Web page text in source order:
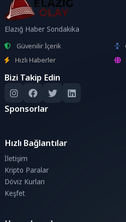
Elazığ Haber Sondakika
Güvenilir İçerik
Hızlı Haberler
Bizi Takip Edin
Sponsorlar
Hızlı Bağlantılar
İletişim
Kripto Paralar
Döviz Kurları
Keşfet